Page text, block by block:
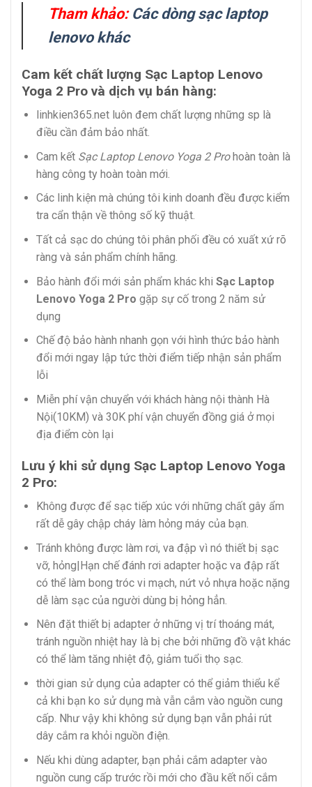
Tham khảo: Các dòng sạc laptop
lenovo khác
Cam kết chất lượng Sạc Laptop Lenovo
Yoga 2 Pro và dịch vụ bán hàng:
linhkien365.net luôn đem chất lượng những sp là
điều cần đảm bảo nhất.
Cam kết Sạc Laptop Lenovo Yoga 2 Prohoàn toàn là
hàng công ty hoàn toàn mới.
Các linh kiện mà chúng tôi kinh doanh đều được kiểm
tra cẩn thận về thông số kỹ thuật.
Tất cả sạc do chúng tôi phân phối đều có xuất xứ rõ
ràng và sản phẩm chính hãng.
Bảo hành đổi mới sản phẩm khác khi Sạc Laptop
Lenovo Yoga 2 Pro gặp sự cố trong 2 năm sử
dụng
Chế độ bảo hành nhanh gọn với hình thức bảo hành
đổi mới ngay lập tức thời điểm tiếp nhận sản phẩm
lỗi
Miễn phí vận chuyển với khách hàng nội thành Hà
Nội(10KM) và 30K phí vận chuyển đồng giá ở mọi
địa điểm còn lại
Lưu ý khi sử dụng Sạc Laptop Lenovo Yoga
2 Pro:
Không được để sạc tiếp xúc với những chất gây ẩm
rất dễ gây chập cháy làm hỏng máy của bạn.
Tránh không được làm rơi, va đập vì nó thiết bị sạc
vỡ, hỏng|Hạn chế đánh rơi adapter hoặc va đập rất
có thể làm bong tróc vi mạch, nứt vỏ nhựa hoặc nặng
dễ làm sạc của người dùng bị hỏng hẳn.
Nên đặt thiết bị adapter ở những vị trí thoáng mát,
tránh nguồn nhiệt hay là bị che bởi những đồ vật khác
có thể làm tăng nhiệt độ, giảm tuổi thọ sạc.
thời gian sử dụng của adapter có thể giảm thiểu kể
cả khi bạn ko sử dụng mà vẫn cắm vào nguồn cung
cấp. Như vậy khi không sử dụng bạn vẫn phải rút
dây cắm ra khỏi nguồn điện.
Nếu khi dùng adapter, bạn phải cắm adapter vào
nguồn cung cấp trước rồi mới cho đầu kết nối cắm